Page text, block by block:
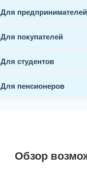
Для предпринимателей
Для покупателей
Для студентов
Для пенсионеров
Обзор